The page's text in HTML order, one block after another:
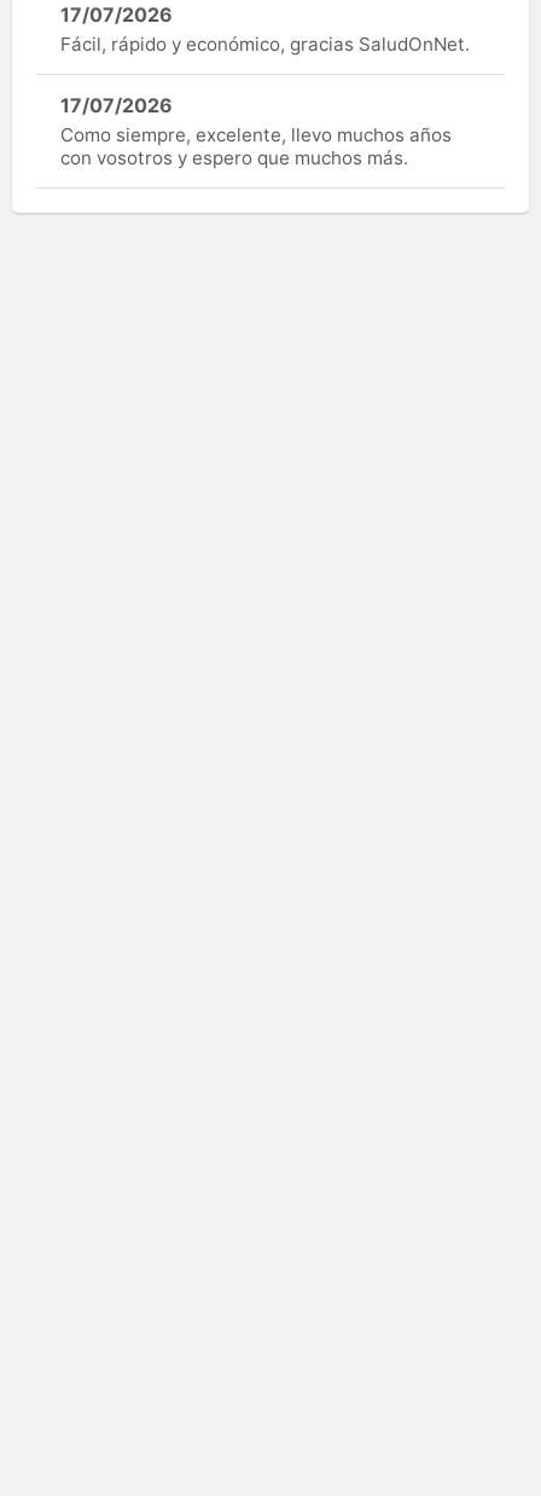
17/07/2026
Fácil, rápido y económico, gracias SaludOnNet.
17/07/2026
Como siempre, excelente, llevo muchos años
con vosotros y espero que muchos más.